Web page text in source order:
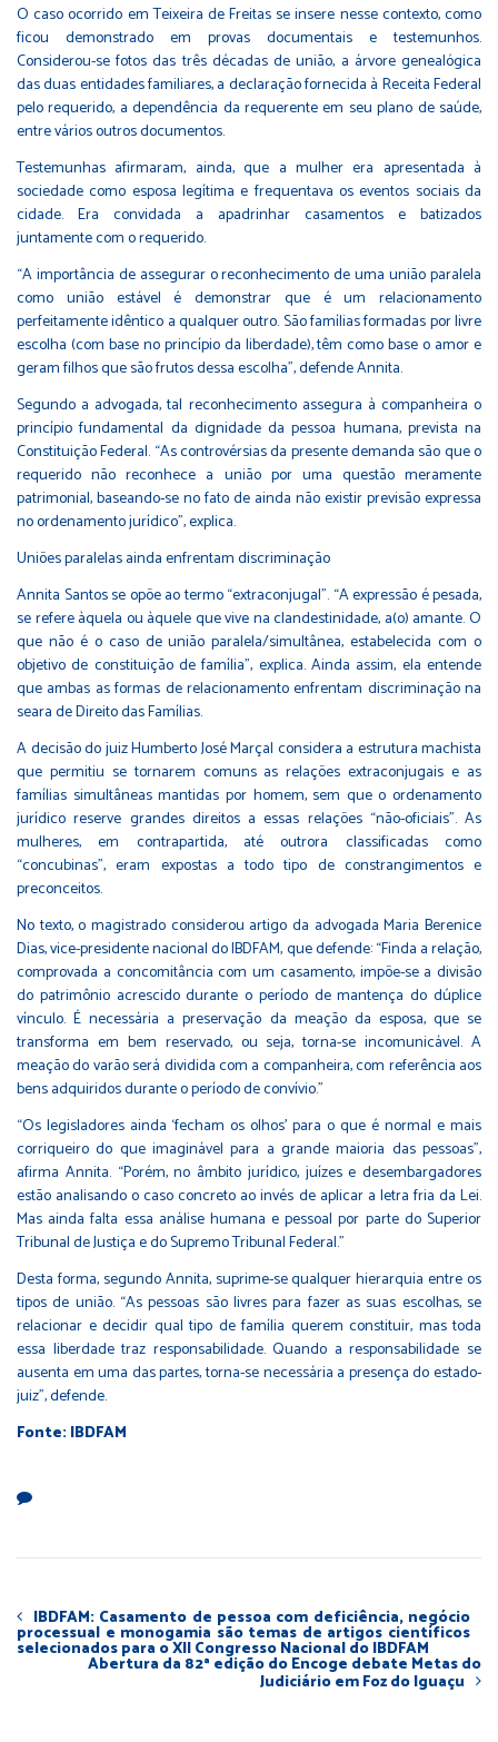
O caso ocorrido em Teixeira de Freitas se insere nesse contexto, como
ficou demonstrado em provas documentais e testemunhos.
Considerou-se fotos das três décadas de união, a árvore genealógica
das duas entidades familiares, a declaração fornecida à Receita Federal
pelo requerido, a dependência da requerente em seu plano de saúde,
entre vários outros documentos.
Testemunhas afirmaram, ainda, que a mulher era apresentada à
sociedade como esposa legítima e frequentava os eventos sociais da
cidade. Era convidada a apadrinhar casamentos e batizados
juntamente com o requerido.
“A importância de assegurar o reconhecimento de uma união paralela
como união estável é demonstrar que é um relacionamento
perfeitamente idêntico a qualquer outro. São famílias formadas por livre
escolha (com base no princípio da liberdade), têm como base o amor e
geram filhos que são frutos dessa escolha”, defende Annita.
Segundo a advogada, tal reconhecimento assegura à companheira o
princípio fundamental da dignidade da pessoa humana, prevista na
Constituição Federal. “As controvérsias da presente demanda são que o
requerido não reconhece a união por uma questão meramente
patrimonial, baseando-se no fato de ainda não existir previsão expressa
no ordenamento jurídico”, explica.
Uniões paralelas ainda enfrentam discriminação
Annita Santos se opõe ao termo “extraconjugal”. “A expressão é pesada,
se refere àquela ou àquele que vive na clandestinidade, a(o) amante. O
que não é o caso de união paralela/simultânea, estabelecida com o
objetivo de constituição de família”, explica. Ainda assim, ela entende
que ambas as formas de relacionamento enfrentam discriminação na
seara de Direito das Famílias.
A decisão do juiz Humberto José Marçal considera a estrutura machista
que permitiu se tornarem comuns as relações extraconjugais e as
famílias simultâneas mantidas por homem, sem que o ordenamento
jurídico reserve grandes direitos a essas relações “não-oficiais”. As
mulheres, em contrapartida, até outrora classificadas como
“concubinas”, eram expostas a todo tipo de constrangimentos e
preconceitos.
No texto, o magistrado considerou artigo da advogada Maria Berenice
Dias, vice-presidente nacional do IBDFAM, que defende: “Finda a relação,
comprovada a concomitância com um casamento, impõe-se a divisão
do patrimônio acrescido durante o período de mantença do dúplice
vínculo. É necessária a preservação da meação da esposa, que se
transforma em bem reservado, ou seja, torna-se incomunicável. A
meação do varão será dividida com a companheira, com referência aos
bens adquiridos durante o período de convívio.”
“Os legisladores ainda ‘fecham os olhos’ para o que é normal e mais
corriqueiro do que imaginável para a grande maioria das pessoas”,
afirma Annita. “Porém, no âmbito jurídico, juízes e desembargadores
estão analisando o caso concreto ao invés de aplicar a letra fria da Lei.
Mas ainda falta essa análise humana e pessoal por parte do Superior
Tribunal de Justiça e do Supremo Tribunal Federal.”
Desta forma, segundo Annita, suprime-se qualquer hierarquia entre os
tipos de união. “As pessoas são livres para fazer as suas escolhas, se
relacionar e decidir qual tipo de família querem constituir, mas toda
essa liberdade traz responsabilidade. Quando a responsabilidade se
ausenta em uma das partes, torna-se necessária a presença do estado-
juiz”, defende.
Fonte: IBDFAM
IBDFAM: Casamento de pessoa com deficiência, negócio
processual e monogamia são temas de artigos científicos
selecionados para o XII Congresso Nacional do IBDFAM
Abertura da 82ª edição do Encoge debate Metas do
Judiciário em Foz do Iguaçu